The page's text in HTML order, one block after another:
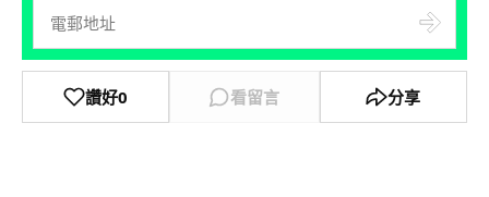
讚好0 看留言 分享